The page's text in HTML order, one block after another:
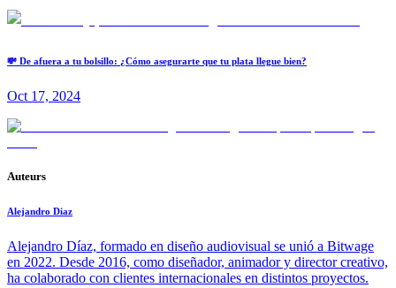
💸 De afuera a tu bolsillo: ¿Cómo asegurarte que tu plata llegue bien?
Oct 17, 2024
Auteurs
Alejandro Diaz
Alejandro Díaz, formado en diseño audiovisual se unió a Bitwage
en 2022. Desde 2016, como diseñador, animador y director creativo,
ha colaborado con clientes internacionales en distintos proyectos.